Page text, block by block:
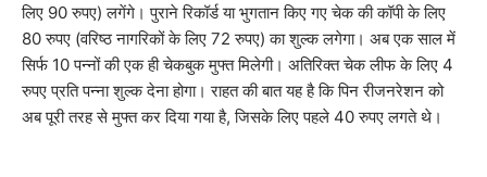
लिए 90 रुपए) लगेंगे। पुराने रिकॉर्ड या भुगतान किए गए चेक की कॉपी के लिए
80 रुपए (वरिष्ठ नागरिकों के लिए 72 रुपए) का शुल्क लगेगा। अब एक साल में
सिर्फ 10 पन्नों की एक ही चेकबुक मुफ्त मिलेगी। अतिरिक्त चेक लीफ के लिए 4
रुपए प्रति पन्ना शुल्क देना होगा। राहत की बात यह है कि पिन रीजनरेशन को
अब पूरी तरह से मुफ्त कर दिया गया है, जिसके लिए पहले 40 रुपए लगते थे।